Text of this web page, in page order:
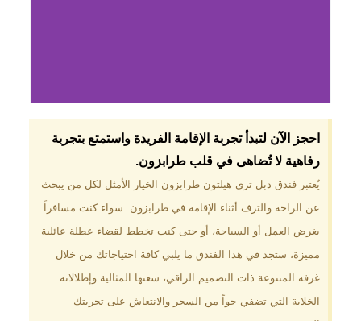
لماذا تختار فندق دبل
تري هيلتون
طرابزون؟
موقع مميز في قلب طرابزون بالقرب
من أهم المعالم السياحية. إطلالات
الخضراء. مرافق متكاملة تشمل
مسبحًا داخليًا، سبا، صالة ألعاب
رياضية، ومطاعم عالمية.
احجز الآن لتبدأ تجربة الإقامة الفريدة واستمتع بتجربة
رفاهية لا تُضاهى في قلب طرابزون.​
يُعتبر فندق دبل تري هيلتون طرابزون الخيار الأمثل لكل من يبحث
عن الراحة والترف أثناء الإقامة في طرابزون. سواء كنت مسافراً
بغرض العمل أو السياحة، أو حتى كنت تخطط لقضاء عطلة عائلية
مميزة، ستجد في هذا الفندق ما يلبي كافة احتياجاتك من خلال
غرفه المتنوعة ذات التصميم الراقي، سعتها المثالية وإطلالاته
الخلابة التي تضفي جواً من السحر والانتعاش على تجربتك